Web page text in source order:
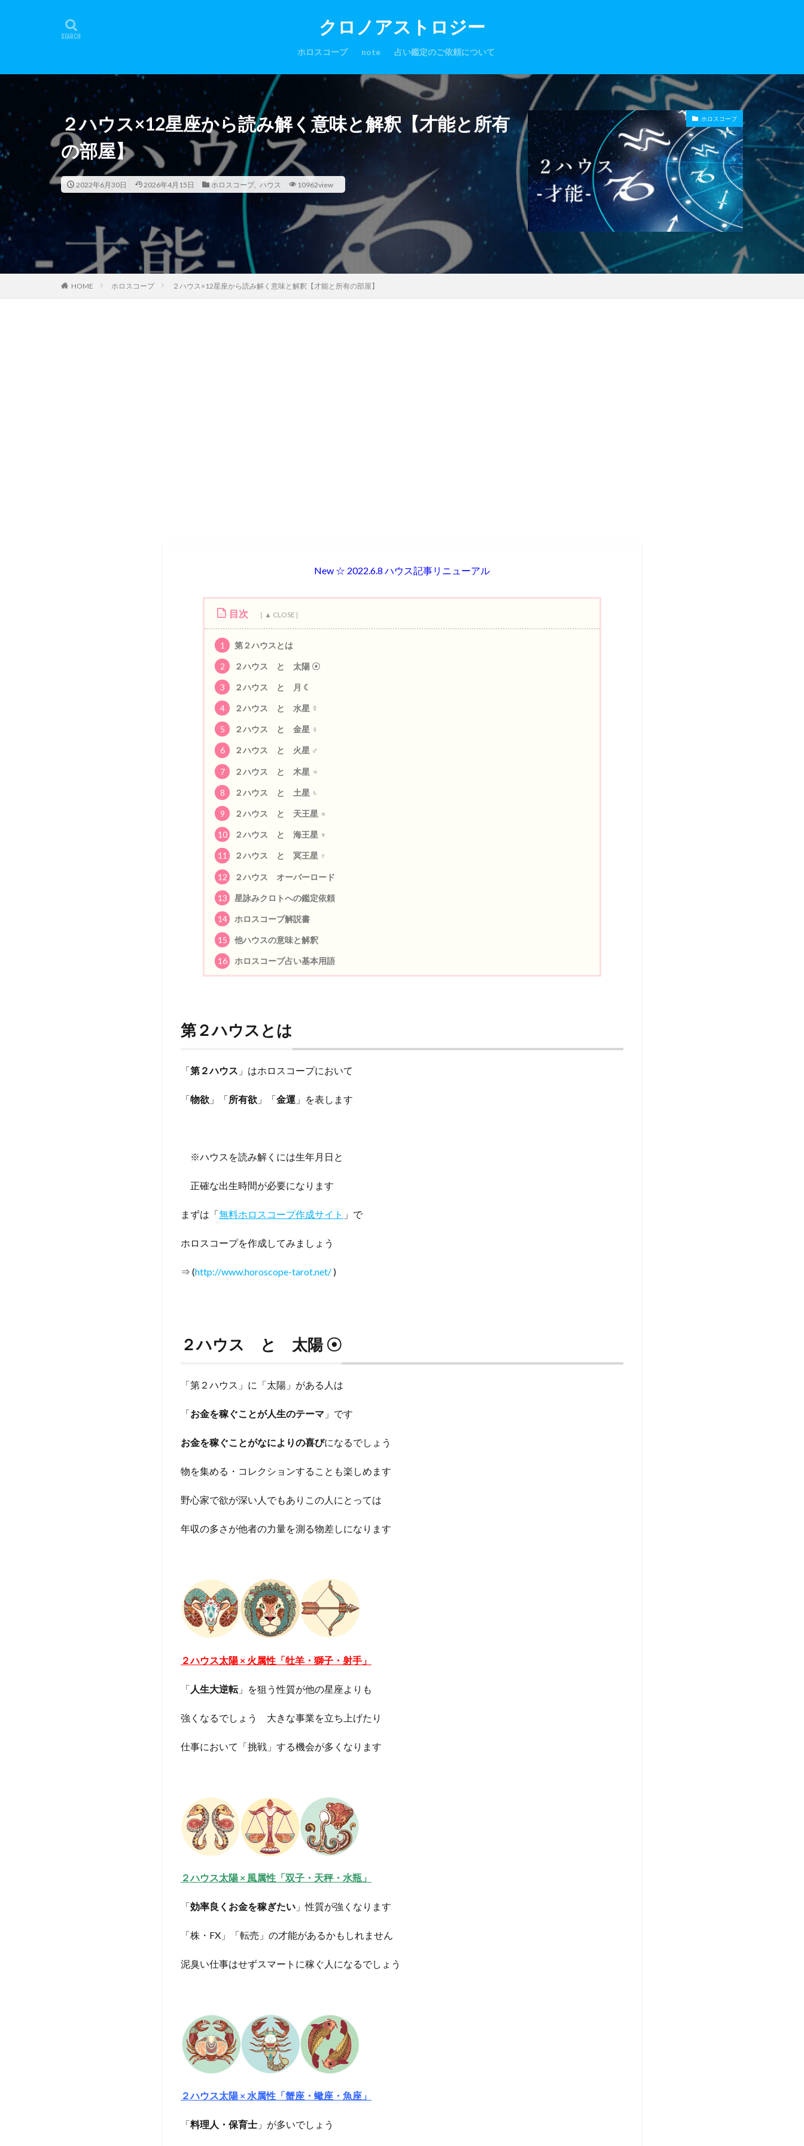
クロノアストロジー
ホロスコープ note 占い鑑定のご依頼について
２ハウス×12星座から読み解く意味と解釈【才能と所有
の部屋】
2022年6月30日 2026年4月15日 ホロスコープ, ハウス 10962view
ホロスコープ
HOME ホロスコープ ２ハウス×12星座から読み解く意味と解釈【才能と所有の部屋】
New ☆ 2022.6.8 ハウス記事リニューアル
目次
1 第２ハウスとは
2 ２ハウス と 太陽 ☉
3 ２ハウス と 月 ☾
4 ２ハウス と 水星 ☿
5 ２ハウス と 金星 ♀
6 ２ハウス と 火星 ♂
7 ２ハウス と 木星 ♃
8 ２ハウス と 土星 ♄
9 ２ハウス と 天王星 ♅
10 ２ハウス と 海王星 ♆
11 ２ハウス と 冥王星 ♇
12 ２ハウス オーバーロード
13 星詠みクロトへの鑑定依頼
14 ホロスコープ解説書
15 他ハウスの意味と解釈
16 ホロスコープ占い基本用語
第２ハウスとは
「第２ハウス 」はホロスコープにおいて
「物欲 」「所有欲 」「金運 」を表します
※ハウスを読み解くには生年月日と
正確な出生時間が必要になります
まずは「無料ホロスコープ作成サイト 」で
ホロスコープを作成してみましょう
⇒ (http://www.horoscope-tarot.net/ )
２ハウス と 太陽 ☉
「第２ハウス」に「太陽」がある人は
「お金を稼ぐことが人生のテーマ 」です
お金を稼ぐことがなによりの喜びになるでしょう
物を集める・コレクションすることも楽しめます
野心家で欲が深い人でもありこの人にとっては
年収の多さが他者の力量を測る物差しになります
２ハウス太陽 × 火属性「牡羊・獅子・射手」
「 人生大逆転」を狙う性質が他の星座よりも
強くなるでしょう 大きな事業を立ち上げたり
仕事において「挑戦」する機会が多くなります
２ハウス太陽 × 風属性「双子・天秤・水瓶」
「効率良くお金を稼ぎたい 」性質が強くなります
「株・FX」「転売」の才能があるかもしれません
泥臭い仕事はせずスマートに稼ぐ人になるでしょう
２ハウス太陽 × 水属性「蟹座・蠍座・魚座」
「料理人・保育士 」が多いでしょう